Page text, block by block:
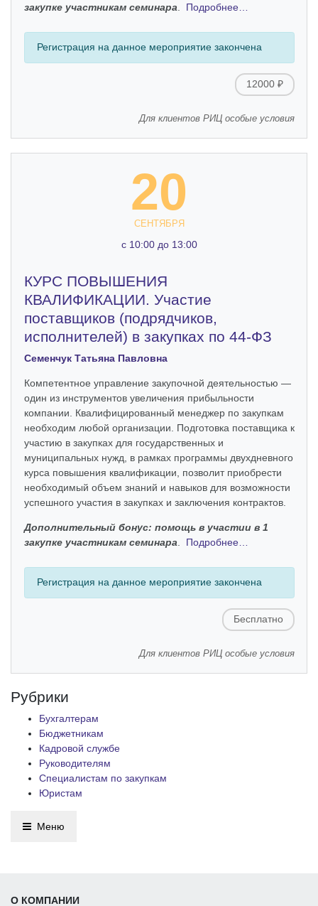
закупке участникам семинара
Подробнее…
Регистрация на данное мероприятие закончена
12000 ₽
Для клиентов РИЦ особые условия
20
СЕНТЯБРЯ
c 10:00 до 13:00
КУРС ПОВЫШЕНИЯ
КВАЛИФИКАЦИИ. Участие
поставщиков (подрядчиков,
исполнителей) в закупках по 44-ФЗ
Семенчук Татьяна Павловна
Компетентное управление закупочной деятельностью —
один из инструментов увеличения прибыльности
компании. Квалифицированный менеджер по закупкам
необходим любой организации. Подготовка поставщика к
участию в закупках для государственных и
муниципальных нужд, в рамках программы двухдневного
курса повышения квалификации, позволит приобрести
необходимый объем знаний и навыков для возможности
успешного участия в закупках и заключения контрактов.
Дополнительный бонус: помощь в участии в 1
закупке участникам семинара
Подробнее…
Регистрация на данное мероприятие закончена
Бесплатно
Для клиентов РИЦ особые условия
Рубрики
Бухгалтерам
Бюджетникам
Кадровой службе
Руководителям
Специалистам по закупкам
Юристам
Меню
О КОМПАНИИ